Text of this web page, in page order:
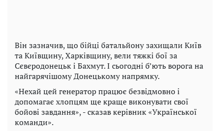
Він зазначив, що бійці батальйону захищали Київ
та Київщину, Харківщину, вели тяжкі бої за
Сєвєродонецьк і Бахмут. І сьогодні б’ють ворога на
найгарячішому Донецькому напрямку.
«Нехай цей генератор працює безвідмовно і
допомагає хлопцям ще краще виконувати свої
бойові завдання», - сказав керівник «Української
команди».